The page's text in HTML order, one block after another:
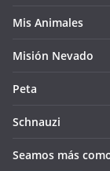
Mis Animales
Misión Nevado
Peta
Schnauzi
Seamos más